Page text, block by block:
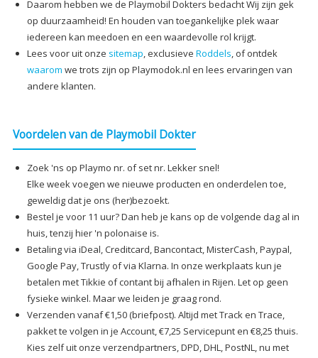
Daarom hebben we de Playmobil Dokters bedacht Wij zijn gek
op duurzaamheid! En houden van toegankelijke plek waar
iedereen kan meedoen en een waardevolle rol krijgt.
Lees voor uit onze sitemap, exclusieve Roddels, of ontdek
waarom we trots zijn op Playmodok.nl en lees ervaringen van
andere klanten.
Voordelen van de Playmobil Dokter
Zoek 'ns op Playmo nr. of set nr. Lekker snel!
Elke week voegen we nieuwe producten en onderdelen toe,
geweldig dat je ons (her)bezoekt.
Bestel je voor 11 uur? Dan heb je kans op de volgende dag al in
huis, tenzij hier 'n polonaise is.
Betaling via iDeal, Creditcard, Bancontact, MisterCash, Paypal,
Google Pay, Trustly of via Klarna. In onze werkplaats kun je
betalen met Tikkie of contant bij afhalen in Rijen. Let op geen
fysieke winkel. Maar we leiden je graag rond.
Verzenden vanaf €1,50 (briefpost). Altijd met Track en Trace,
pakket te volgen in je Account, €7,25 Servicepunt en €8,25 thuis.
Kies zelf uit onze verzendpartners, DPD, DHL, PostNL, nu met